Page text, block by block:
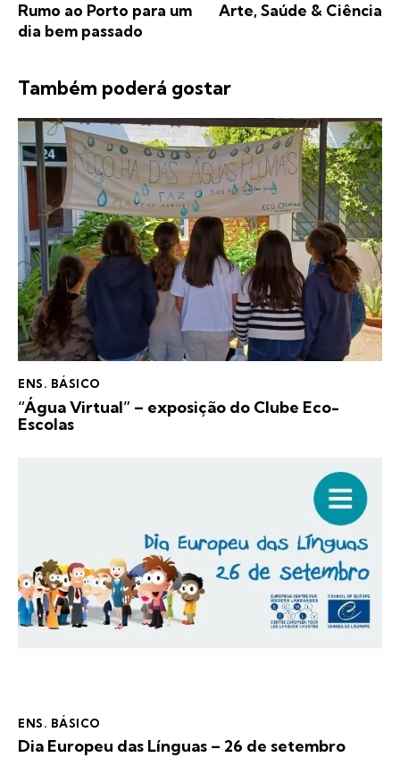
Rumo ao Porto para um
dia bem passado
Arte, Saúde & Ciência
Também poderá gostar
ENS. BÁSICO
“Água Virtual” – exposição do Clube Eco-
Escolas
ENS. BÁSICO
Dia Europeu das Línguas – 26 de setembro